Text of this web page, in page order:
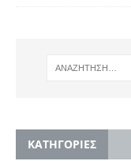
KΑΤΗΓΟΡΙΕΣ